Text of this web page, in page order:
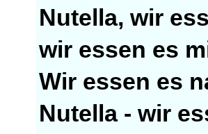
Nutella, wir
wir essen es
Wir essen es
Nutella - wir